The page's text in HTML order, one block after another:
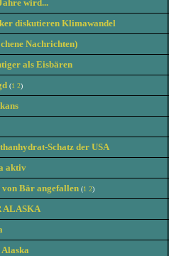
wird...
diskutieren Klimawandel
Nachrichten)
als Eisbären
(1 2)
Schatz der USA
aktiv
Bär angefallen (1 2)
ALASKA